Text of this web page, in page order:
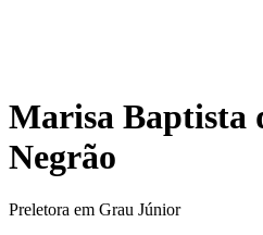
Marisa Baptista
Negrão
Preletora em Grau Júnior